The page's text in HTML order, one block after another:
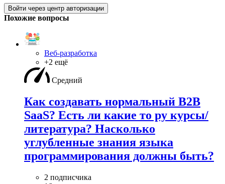
Войти через центр авторизации
Похожие вопросы
Веб-разработка
+2 ещё
Средний
Как создавать нормальный B2B
SaaS? Есть ли какие то ру курсы/
литература? Насколько
углубленные знания языка
программирования должны быть?
2 подписчика